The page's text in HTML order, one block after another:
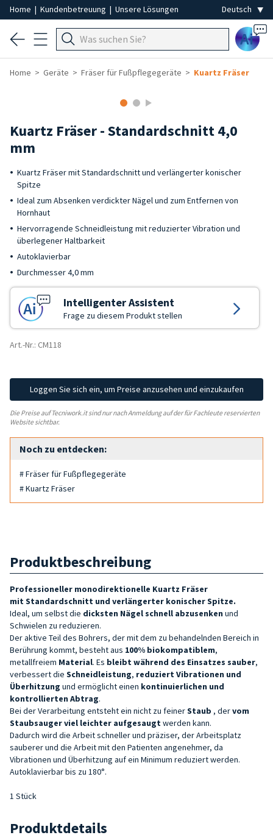
Home | Kundenbetreuung | Unsere Lösungen
Ai
Home Geräte Fräser für Fußpflegegeräte Kuartz Fräser
Kuartz Fräser - Standardschnitt 4,0
mm
Kuartz Fräser mit Standardschnitt und verlängerter konischer
Spitze
Ideal zum Absenken verdickter Nägel und zum Entfernen von
Hornhaut
Hervorragende Schneidleistung mit reduzierter Vibration und
überlegener Haltbarkeit
Autoklavierbar
Durchmesser 4,0 mm
Intelligenter Assistent
Frage zu diesem Produkt stellen
Art.-Nr.: CM118
Loggen Sie sich ein, um Preise anzusehen und einzukaufen
Die Preise auf Tecniwork.it sind nur nach Anmeldung auf der für Fachleute reservierten
Website sichtbar.
Noch zu entdecken:
# Fräser für Fußpflegegeräte
# Kuartz Fräser
Produktbeschreibung
Professioneller monodirektionelle Kuartz Fräser
mit Standardschnitt und verlängerter konischer Spitze.
Ideal, um selbst die dicksten Nägelschnell abzusenken und
Schwielen zu reduzieren.
Der aktive Teil des Bohrers, der mit dem zu behandelnden Bereich in
Berührung kommt, besteht aus 100% biokompatiblem,
metallfreiem Material. Es bleibt während des Einsatzes sauber,
verbessert die Schneidleistung, reduziert Vibrationen und
Überhitzung und ermöglicht einen kontinuierlichen und
kontrollierten Abtrag.
Bei der Verarbeitung entsteht ein nicht zu feinerStaub , dervom
Staubsauger viel leichter aufgesaugt werden kann.
Dadurch wird die Arbeit schneller und präziser, der Arbeitsplatz
sauberer und die Arbeit mit den Patienten angenehmer, da
Vibrationen und Überhitzung auf ein Minimum reduziert werden.
Autoklavierbar bis zu 180°.
1 Stück
Produktdetails